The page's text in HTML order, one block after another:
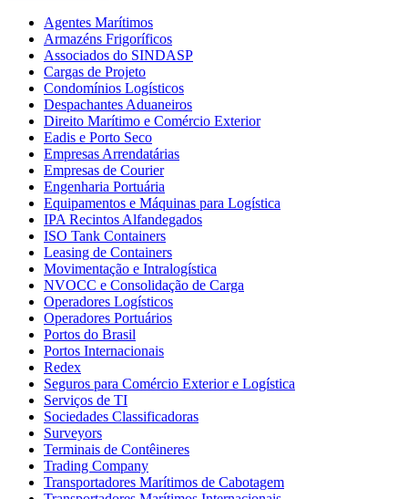
Agentes Marítimos
Armazéns Frigoríficos
Associados do SINDASP
Cargas de Projeto
Condomínios Logísticos
Despachantes Aduaneiros
Direito Marítimo e Comércio Exterior
Eadis e Porto Seco
Empresas Arrendatárias
Empresas de Courier
Engenharia Portuária
Equipamentos e Máquinas para Logística
IPA Recintos Alfandegados
ISO Tank Containers
Leasing de Containers
Movimentação e Intralogística
NVOCC e Consolidação de Carga
Operadores Logísticos
Operadores Portuários
Portos do Brasil
Portos Internacionais
Redex
Seguros para Comércio Exterior e Logística
Serviços de TI
Sociedades Classificadoras
Surveyors
Terminais de Contêineres
Trading Company
Transportadores Marítimos de Cabotagem